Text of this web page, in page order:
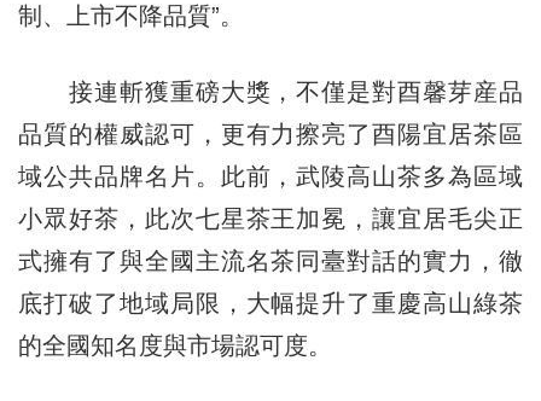
制、上市不降品質”。
接連斬獲重磅大獎，不僅是對酉馨芽産品
品質的權威認可，更有力擦亮了酉陽宜居茶區
域公共品牌名片。此前，武陵高山茶多為區域
小眾好茶，此次七星茶王加冕，讓宜居毛尖正
式擁有了與全國主流名茶同臺對話的實力，徹
底打破了地域局限，大幅提升了重慶高山綠茶
的全國知名度與市場認可度。